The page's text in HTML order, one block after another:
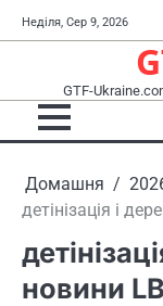
до
Неділя, Сер 9, 2026
GTF-
Домашня
детінізація і
новини